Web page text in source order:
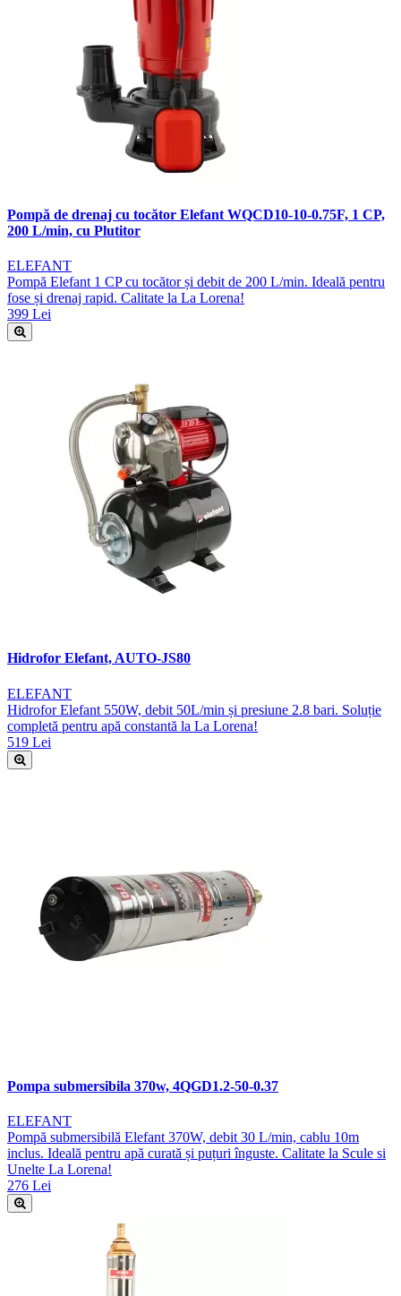
Pompă de drenaj cu tocător Elefant WQCD10-10-0.75F, 1 CP,
200 L/min, cu Plutitor
ELEFANT
Pompă Elefant 1 CP cu tocător și debit de 200 L/min. Ideală pentru
fose și drenaj rapid. Calitate la La Lorena!
399 Lei
Hidrofor Elefant, AUTO-JS80
ELEFANT
Hidrofor Elefant 550W, debit 50L/min și presiune 2.8 bari. Soluție
completă pentru apă constantă la La Lorena!
519 Lei
Pompa submersibila 370w, 4QGD1.2-50-0.37
ELEFANT
Pompă submersibilă Elefant 370W, debit 30 L/min, cablu 10m
inclus. Ideală pentru apă curată și puțuri înguste. Calitate la Scule si
Unelte La Lorena!
276 Lei